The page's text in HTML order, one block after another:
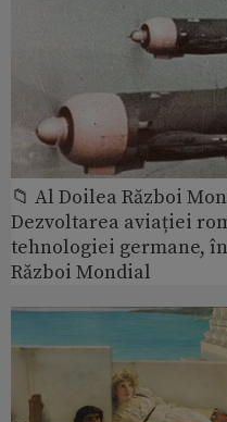
📁 Al Doilea Război
Dezvoltarea aviației
tehnologiei germane,
Război Mondial